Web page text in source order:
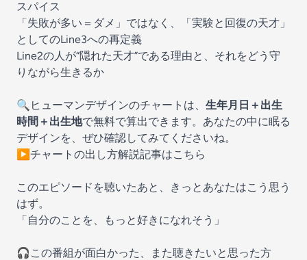
スパイス
「失敗が多い＝ダメ」ではなく、「実験と回復の天才」
としてのLine3への再定義
Line2の人が“隠れた天才”である理由と、それをどう守
りながら生きるか
🔍ヒューマンデザインのチャートは、 生年月日＋出生
時間＋出生地で無料で算出できます。あなたの中に眠る
デザインを、ぜひ確認してみてくださいね。
▶チャートの出し方解説記事はこちら
このエピソードを聴いたあと、きっとあなたはこう思う
はず。
「自分のことを、もっと好きになれそう」
🎧この番組が面白かった、また聴きたいと思った方